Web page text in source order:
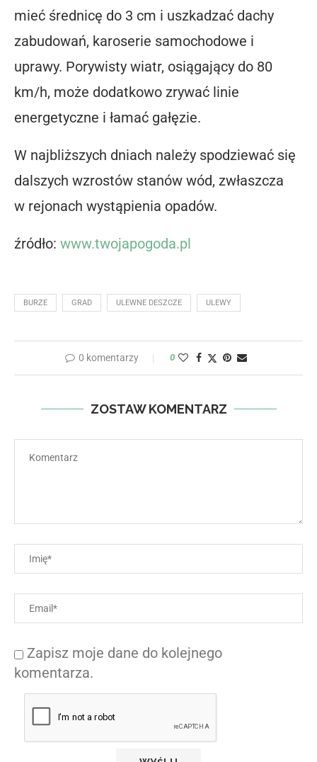
mieć średnicę do 3 cm i uszkadzać dachy
zabudowań, karoserie samochodowe i
uprawy. Porywisty wiatr, osiągający do 80
km/h, może dodatkowo zrywać linie
energetyczne i łamać gałęzie.
W najbliższych dniach należy spodziewać się
dalszych wzrostów stanów wód, zwłaszcza
w rejonach wystąpienia opadów.
źródło: www.twojapogoda.pl
BURZE GRAD ULEWNE DESZCZE ULEWY
0 komentarzy 0
ZOSTAW KOMENTARZ
Zapisz moje dane do kolejnego
komentarza.